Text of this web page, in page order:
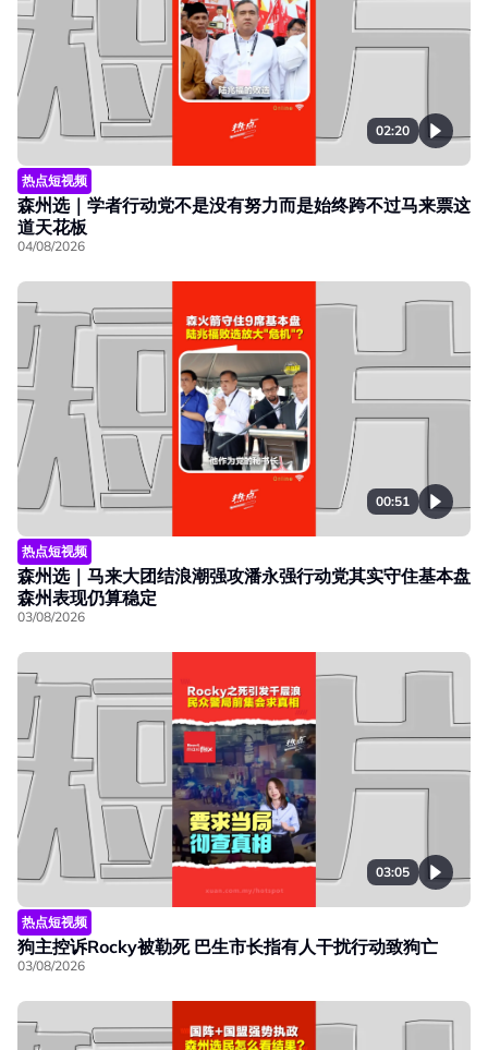
02:20
热点短视频
森州选｜学者行动党不是没有努力而是始终跨不过马来票这
道天花板
04/08/2026
00:51
热点短视频
森州选｜马来大团结浪潮强攻潘永强行动党其实守住基本盘
森州表现仍算稳定
03/08/2026
03:05
热点短视频
狗主控诉Rocky被勒死 巴生市长指有人干扰行动致狗亡
03/08/2026